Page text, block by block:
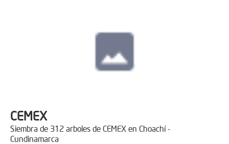
CEMEX
Siembra de 312 arboles de CEMEX en Choachí -
Cundinamarca